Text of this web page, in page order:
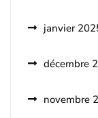
janvier
décembre
novembre